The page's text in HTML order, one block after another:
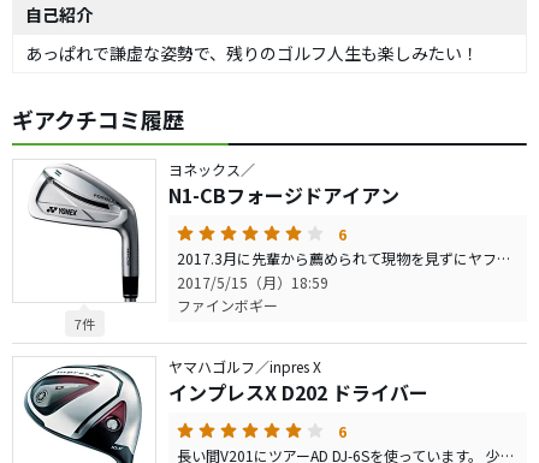
自己紹介
あっぱれで謙虚な姿勢で、残りのゴルフ人生も楽しみたい！
ギアクチコミ履歴
7件
ヨネックス／
N1-CBフォージドアイアン
6
2017.3月に先輩から薦められて現物を見ずにヤフオクで購入しました。 これまでキャロウェイ RAZR X TOUR M10(以後RAZR) を永く愛用していました。 全てにおいて凄く気に入っていたので暫くアイアンの買い替えは無いと思っていましたが、「騙されたと思って買え！」と言われての購入でした。 一番の不安はDGが重くてM10にしたのに、この歳で重いモーダス125のSが使えるか？ 二番はポケキャビ形状とは言え、一流プロが使っているヘッドが優しいのか？ しかし打ってみると不安は一発解消！！！ モーダス125は測ると重いのに、打つと振りやすく重くない！ これ初めての感触です。 しかもフレックスSでも靭やかで切り返しのタイミングも取りやすく、インパクトで打ち負けしないでシャープに打ち抜ける感覚です。 私感ではDGとは全く違います。 ヘッドも難しさは感じられず、RAZRよりも下の打点に強いと思います。 今までならトップに近いような打点でも、球は十分に上がってくれます。 たぶん傍から見てると分からないと思える弾道です。 構えやすさも素晴らしく「N-1＝新潟一番」をネーミングにした意気込みが伝わるような丁寧且つ綺麗な削りっぷりです。（新潟一番を知るまでは、三浦かどこか有名所のOEMかと思っていました） ロフトはカタログ＝実測でRAZRとほとんど同ロフトですが、飛距離は各番手5ヤード以上伸びています。 私の見る限りスピン量が少ない高弾道で飛んでいるように思うのですが、グリーンでのランも少なくRAZRより止まります。 風の影響での比較は分かりませんが、弱い感じはありません。 少し中弾道くらいに抑えてライン出しした時の球がブレたりヨレたりせず、もの凄く綺麗な弾道なので何度でも打ちたくなります。 既に9ラウンド+週一練習場で使用していますが、悪いところが見つけられません。 スペックからの不安が拭いきれずw、当初は練習場にRAZRの9、6番も持っていき打ち比べていましたが、今は完全に信頼して移行しました。 現物を見たり試打する機会が少ない製品なのと、新品どころか中古でも店舗には在庫が無くてヤフオク購入でしか買えなかったことが難点でしょうか。 今回ばかりは先の先輩に大感謝しております！！！
2017/5/15（月）18:59
ファインボギー
ヤマハゴルフ／inpres X
インプレスX D202 ドライバー
6
長い間V201にツアーAD DJ-6Sを使っています。 少し前に練習場で知人のD202 純正SRを打つ機会がありました。 シャフトも柔らかく軽く長いクラブなので、軽めに打ち出すとやはり左右に散らばります。 しかし、タイミングが合った時の抜け感や球は驚くほど素晴らしいものでした。 身体の開きが早いとヘッドが戻らず「右」 手の返しが早いと「左」 自分で打っていて身体の動きと、ヘッドシャフトの位置挙動がハッキリ分かります。 身体の開きを我慢しながらも、手の返しも我慢し、上から叩かず、下からも煽らずで振ると 本当に良い打球で飛んで行くのです。 そのタイミング振り方でV201が打てると、いつもの倍は重い球で飛んでいきます。 コレは！と思い、同スペックのD202 純正SRをヤフオクで購入しました。 現在まで練習場数回、コース2ラウンドしましたが、タイミングとスイング重視で振っていても 飛距離は変わらずです。（V201のような強いフェードは打てません） このD202のSRシャフトはチップウェイト、、、で、柔らかいだけじゃない動きがあって 私のスイングの悪いところを強調するかのように教えてくれます。 この冬は打てる練習用ドライバーとして悪い癖を治したいと思いますし、本当にタイミングが 合った時の飛距離はV201を超えるのでエース交代もあるかも&#8265;